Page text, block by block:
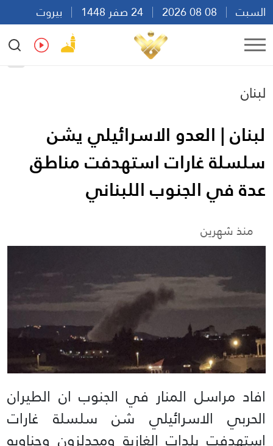
السبت
بيروت
08:09
Ar
لبنان
لبنان | العدو الاسرائيلي يشن
سلسلة غارات استهدفت مناطق
عدة في الجنوب اللبناني
منذ شهرين
افاد مراسل المنار في الجنوب ان الطيران
الحربي الاسرائيلي شن سلسلة غارات
استهدفت بلدات الغازية ومجدلزون وحناويه